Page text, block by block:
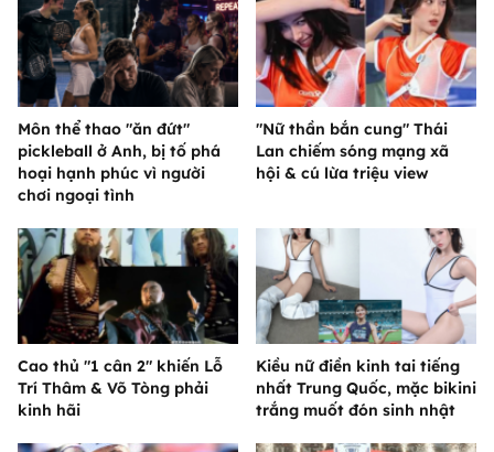
Môn thể thao "ăn đứt"
pickleball ở Anh, bị tố phá
hoại hạnh phúc vì người
chơi ngoại tình
"Nữ thần bắn cung" Thái
Lan chiếm sóng mạng xã
hội & cú lừa triệu view
Cao thủ "1 cân 2" khiến Lỗ
Trí Thâm & Võ Tòng phải
kinh hãi
Kiều nữ điền kinh tai tiếng
nhất Trung Quốc, mặc bikini
trắng muốt đón sinh nhật